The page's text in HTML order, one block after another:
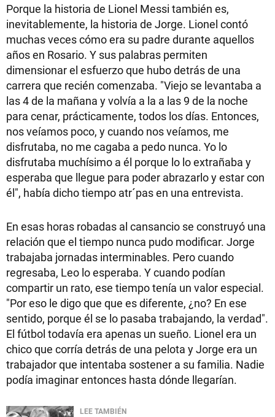
Porque la historia de Lionel Messi también es,
inevitablemente, la historia de Jorge. Lionel contó
muchas veces cómo era su padre durante aquellos
años en Rosario. Y sus palabras permiten
dimensionar el esfuerzo que hubo detrás de una
carrera que recién comenzaba. "Viejo se levantaba a
las 4 de la mañana y volvía a la a las 9 de la noche
para cenar, prácticamente, todos los días. Entonces,
nos veíamos poco, y cuando nos veíamos, me
disfrutaba, no me cagaba a pedo nunca. Yo lo
disfrutaba muchísimo a él porque lo lo extrañaba y
esperaba que llegue para poder abrazarlo y estar con
él", había dicho tiempo atr´pas en una entrevista.
En esas horas robadas al cansancio se construyó una
relación que el tiempo nunca pudo modificar. Jorge
trabajaba jornadas interminables. Pero cuando
regresaba, Leo lo esperaba. Y cuando podían
compartir un rato, ese tiempo tenía un valor especial.
"Por eso le digo que que es diferente, ¿no? En ese
sentido, porque él se lo pasaba trabajando, la verdad".
El fútbol todavía era apenas un sueño. Lionel era un
chico que corría detrás de una pelota y Jorge era un
trabajador que intentaba sostener a su familia. Nadie
podía imaginar entonces hasta dónde llegarían.
LEE TAMBIÉN